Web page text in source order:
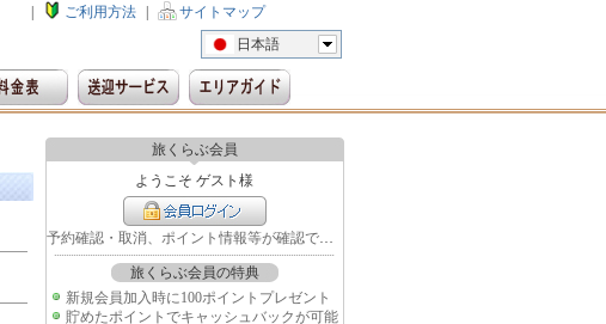
ご利用方法
サイトマップ
日本語
旅くらぶ会員
ようこそ ゲスト様
予約確認・取消、ポイント情報等が確認できます
旅くらぶ会員の特典
新規会員加入時に100ポイントプレゼント
貯めたポイントでキャッシュバックが可能